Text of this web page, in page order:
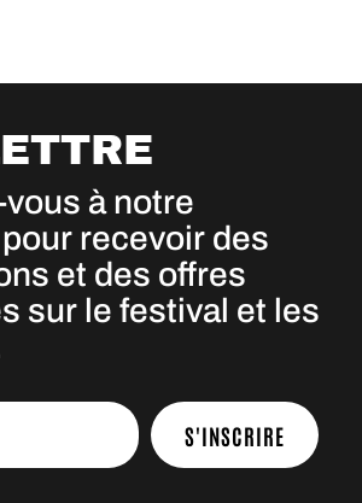
à notre
recevoir des
et des offres
sur le festival et les
S'INSCRIRE